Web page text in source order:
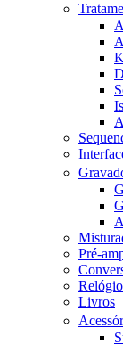
Pré-
Livros